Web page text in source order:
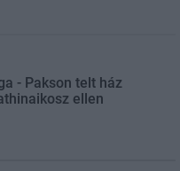
- Pakson telt ház
ellen